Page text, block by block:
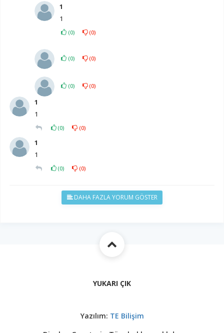
1
1
(0) (0)
(0) (0)
(0) (0)
1
1
(0) (0)
1
1
(0) (0)
DAHA FAZLA YORUM GÖSTER
YUKARI ÇIK
Yazılım: TE Bilişim